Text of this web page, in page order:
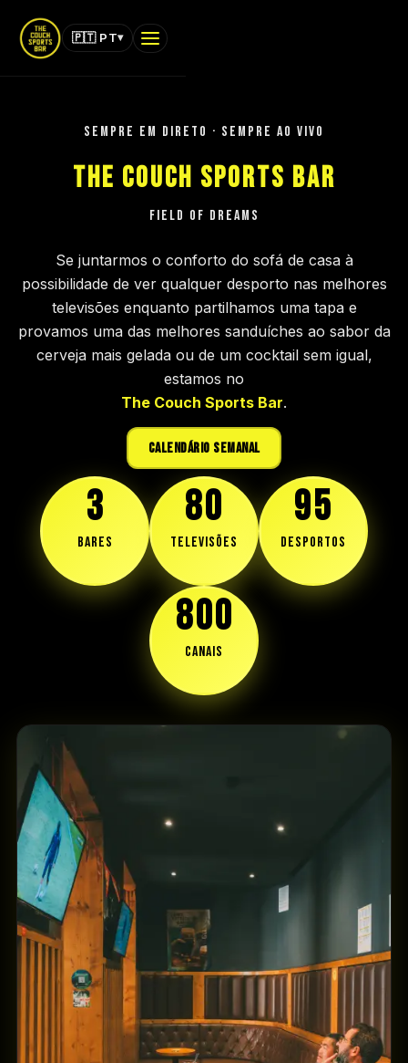
🇵🇹 PT▾
THE COUCH · SPORTS BAR
INÍCIO
JOGOS
MEMBRO
EVENTOS
sempre em direto · sempre ao vivo
THE COUCH SPORTS BAR
FIELD OF DREAMS
Se juntarmos o conforto do sofá de casa à
possibilidade de ver qualquer desporto nas melhores
televisões enquanto partilhamos uma tapa e
provamos uma das melhores sanduíches ao sabor da
cerveja mais gelada ou de um cocktail sem igual,
estamos no
The Couch Sports Bar.
CALENDÁRIO SEMANAL
3
BARES
80
TELEVISÕES
95
DESPORTOS
800
CANAIS